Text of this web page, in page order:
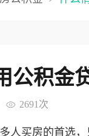
公积金
2691次
人买房的首选